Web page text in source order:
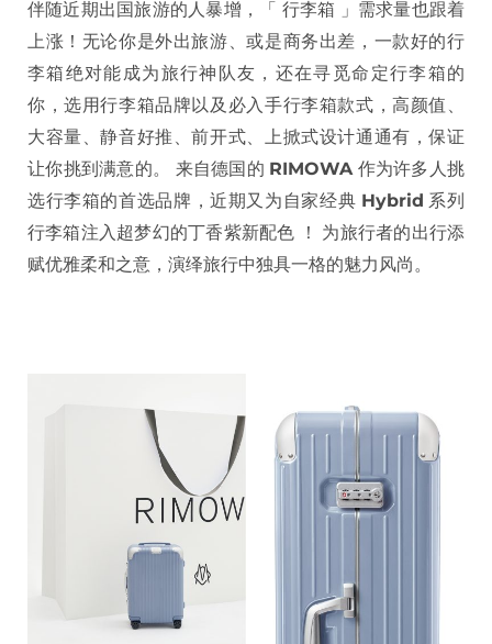
伴随近期出国旅游的人暴增，「 行李箱 」需求量也跟着
上涨！无论你是外出旅游、或是商务出差，一款好的行
李箱绝对能成为旅行神队友，还在寻觅命定行李箱的
你，选用行李箱品牌以及必入手行李箱款式，高颜值、
大容量、静音好推、前开式、上掀式设计通通有，保证
让你挑到满意的。 来自德国的 RIMOWA作为许多人挑
选行李箱的首选品牌，近期又为自家经典 Hybrid 系列
行李箱注入超梦幻的丁香紫新配色 ！ 为旅行者的出行添
赋优雅柔和之意，演绎旅行中独具一格的魅力风尚。